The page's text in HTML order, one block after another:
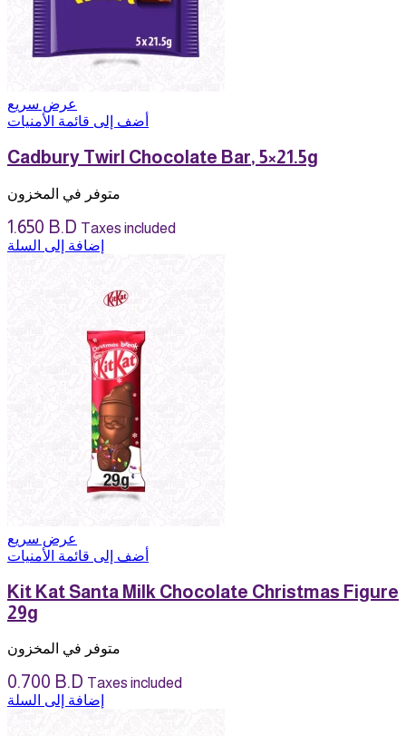
عرض سريع
أضف إلى قائمة الأمنيات
Cadbury Twirl Chocolate Bar, 5×21.5g
متوفر في المخزون
1.650 B.D Taxes included
إضافة إلى السلة
عرض سريع
أضف إلى قائمة الأمنيات
Kit Kat Santa Milk Chocolate Christmas Figure
29g
متوفر في المخزون
0.700 B.D Taxes included
إضافة إلى السلة